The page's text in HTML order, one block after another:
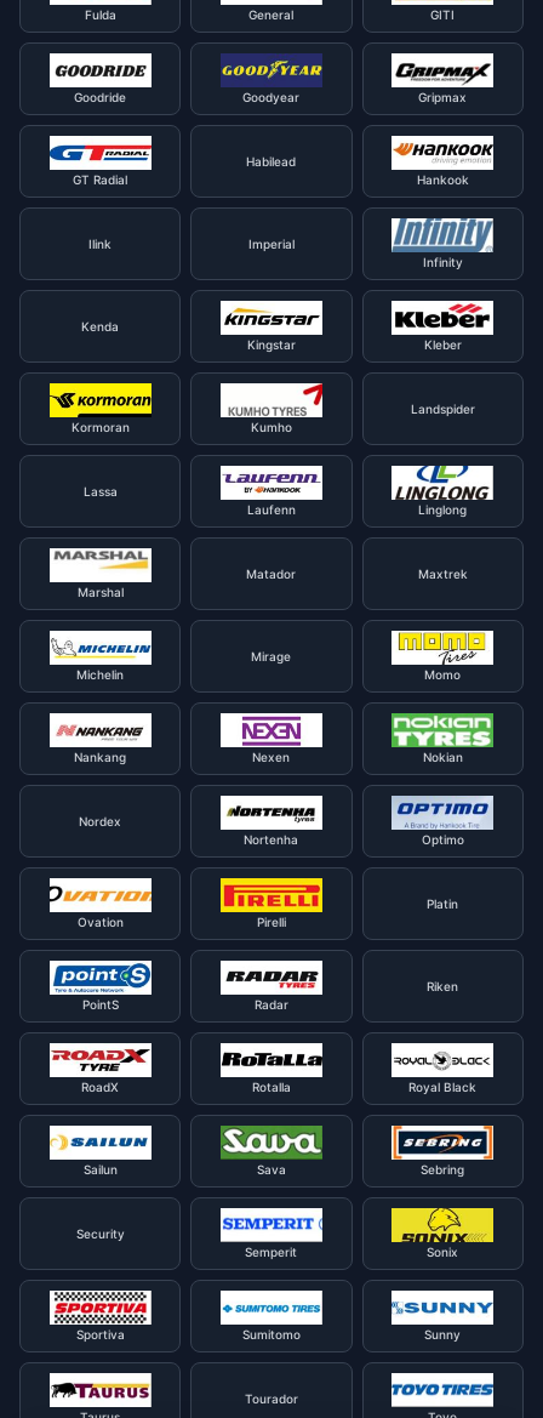
Fulda General GITI
Goodride Goodyear Gripmax
GT Radial
Habilead
Hankook
Ilink
Imperial
Infinity
Kenda
Kingstar
Kleber
Kormoran Kumho
Landspider
Lassa
Laufenn
Linglong
Marshal
Matador Maxtrek
Michelin
Mirage
Momo
Nankang Nexen Nokian
Nordex
Nortenha
Optimo
Ovation Pirelli
Platin
PointS Radar
Riken
RoadX Rotalla Royal Black
Sailun Sava Sebring
Security
Semperit
Sonix
Sportiva Sumitomo Sunny
Tourador